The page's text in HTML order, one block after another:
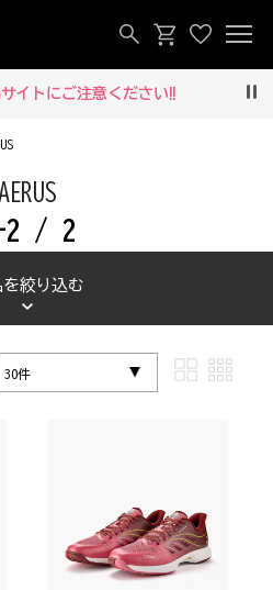
イトにご注意ください‼
AERUS
2 / 2
絞り込む
30件